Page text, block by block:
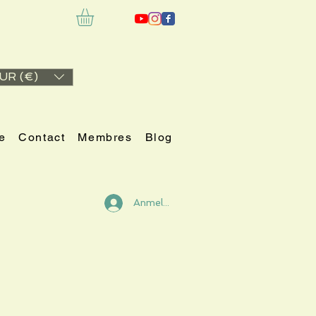
(€)
Contact Membres Blog
Anmelden